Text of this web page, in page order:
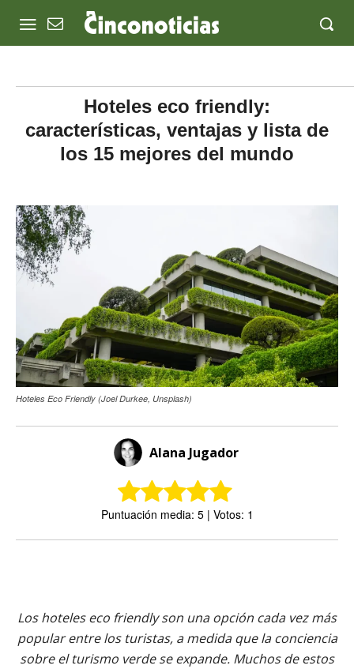
Hoteles eco friendly:
características, ventajas y lista de
los 15 mejores del mundo
Hoteles Eco Friendly (Joel Durkee, Unsplash)
Alana Jugador
Puntuación media: 5 | Votos: 1
Los hoteles eco friendly son una opción cada vez más
popular entre los turistas, a medida que la conciencia
sobre el turismo verde se expande. Muchos de estos